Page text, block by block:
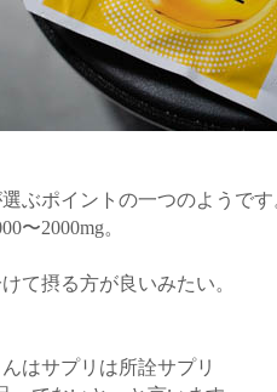
選ぶポイントの一つのようで
〜2000mg。
て摂る方が良いみたい。
はサプリは所詮サプリ